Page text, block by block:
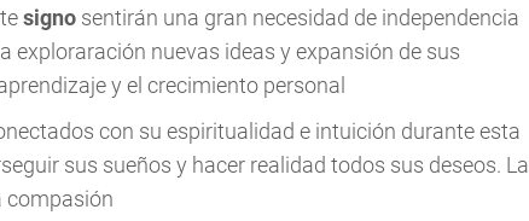
signo sentirán una gran necesidad de independencia
exploraración nuevas ideas y expansión de sus
y el crecimiento personal
con su espiritualidad e intuición durante esta
sus sueños y hacer realidad todos sus deseos. La
compasión